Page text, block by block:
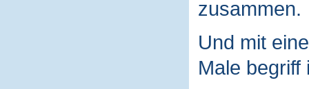
zusammen.
Und mit
Male begriff